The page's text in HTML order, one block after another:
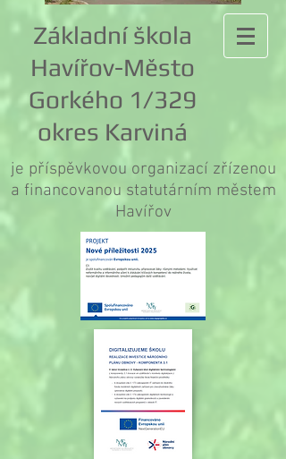
Základní škola
Havířov-Město
Gorkého 1/329
okres Karviná
je příspěvkovou organizací zřízenou
a financovanou statutárním městem
Havířov